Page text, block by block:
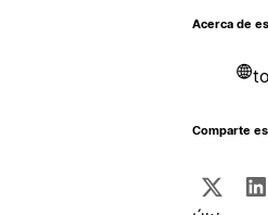
Acerca de
Comparte